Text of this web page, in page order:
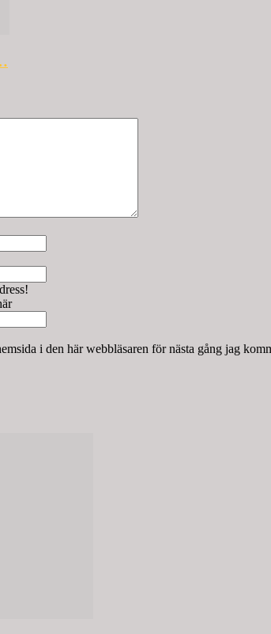
i den här webbläsaren för nästa gång jag